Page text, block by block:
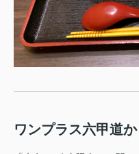
ワンプラス六甲道